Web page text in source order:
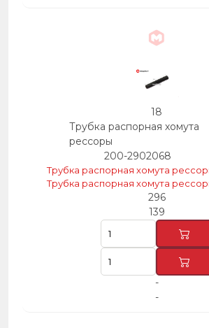
18
Трубка распорная хомута
рессоры
200-2902068
Трубка распорная хомута
Трубка распорная хомута
296
139
-
-